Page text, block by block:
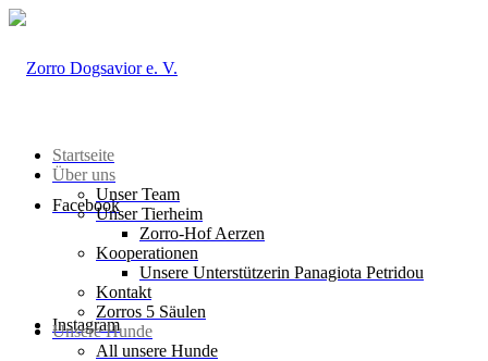
Facebook
Instagram
Startseite
Über uns
Unser Team
Unser Tierheim
Zorro-Hof Aerzen
Kooperationen
Unsere Unterstützerin Panagiota Petridou
Kontakt
Zorros 5 Säulen
Unsere Hunde
All unsere Hunde